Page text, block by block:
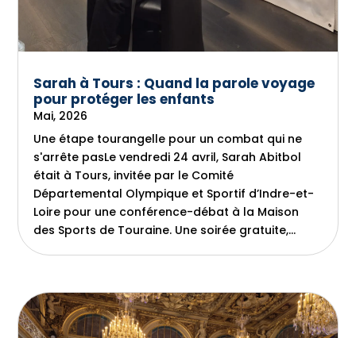
Sarah à Tours : Quand la parole voyage
pour protéger les enfants
Mai, 2026
Une étape tourangelle pour un combat qui ne
s'arrête pasLe vendredi 24 avril, Sarah Abitbol
était à Tours, invitée par le Comité
Départemental Olympique et Sportif d’Indre-et-
Loire pour une conférence-débat à la Maison
des Sports de Touraine. Une soirée gratuite,...